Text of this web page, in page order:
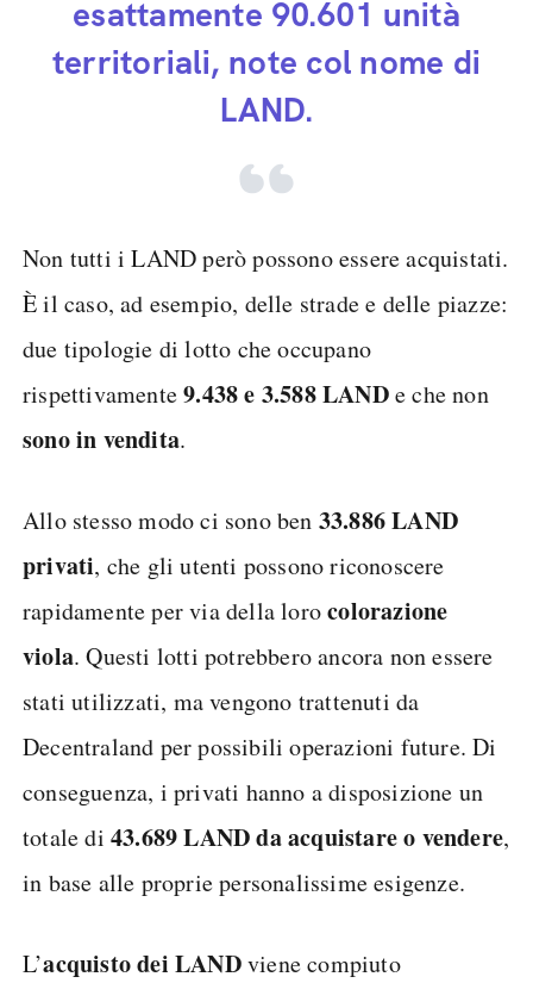
esattamente 90.601 unità
territoriali, note col nome di
LAND.
Non tutti i LAND però possono essere acquistati.
È il caso, ad esempio, delle strade e delle piazze:
due tipologie di lotto che occupano
rispettivamente9.438 e 3.588 LANDe che non
sono in vendita.
Allo stesso modo ci sono ben 33.886 LAND
privati, che gli utenti possono riconoscere
rapidamente per via della lorocolorazione
viola. Questi lotti potrebbero ancora non essere
stati utilizzati, ma vengono trattenuti da
Decentraland per possibili operazioni future. Di
conseguenza, i privati hanno a disposizione un
totale di 43.689 LAND da acquistare o vendere,
in base alle proprie personalissime esigenze.
L’acquisto dei LANDviene compiuto